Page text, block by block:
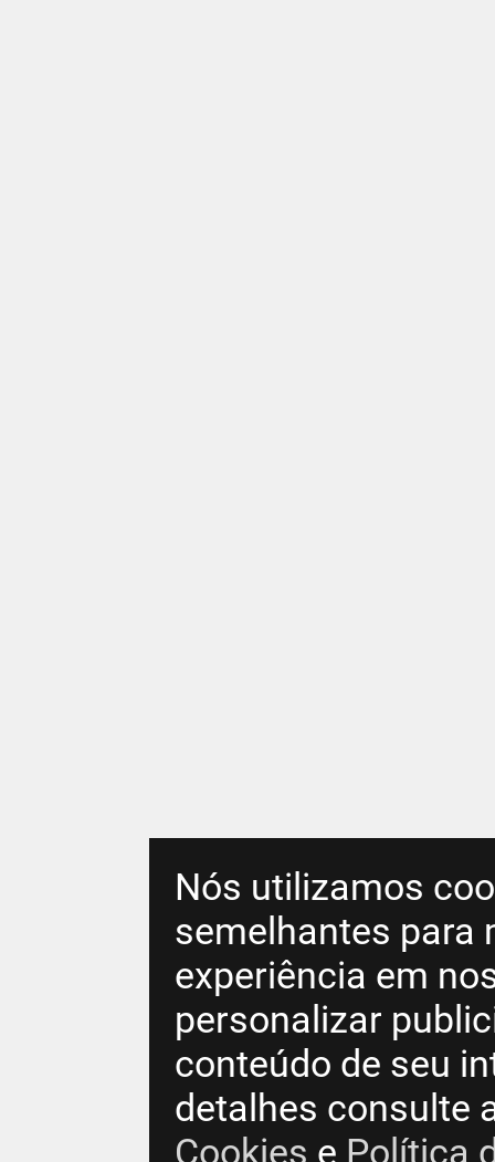
Nós utilizamos
semelhantes para
experiência em
personalizar
conteúdo de seu
detalhes consulte
Cookies e Política